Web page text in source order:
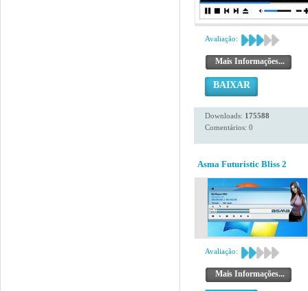
Avaliação:
Mais Informações...
BAIXAR
Downloads: 175588
Comentários: 0
Asma Futuristic Bliss 2
Avaliação:
Mais Informações...